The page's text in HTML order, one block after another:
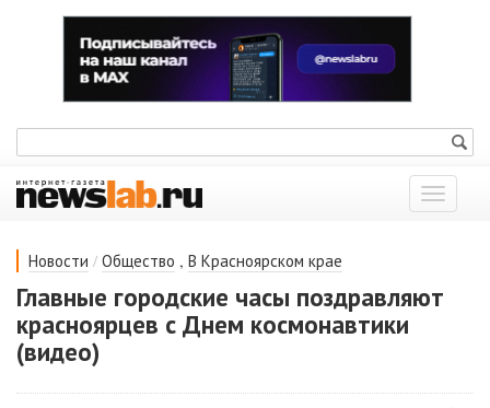
Показать
меню
Новости / Общество , В Красноярском крае
Главные городские часы поздравляют
красноярцев с Днем космонавтики
(видео)